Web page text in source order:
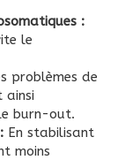
:
le
problèmes de
ainsi
burn-out.
En stabilisant
moins